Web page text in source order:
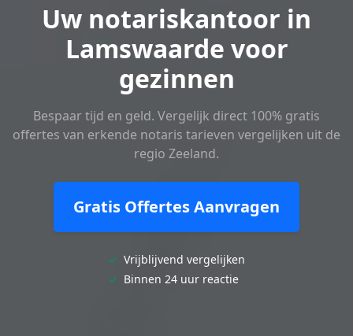
Uw notariskantoor in
Lamswaarde voor
gezinnen
Bespaar tijd en geld. Vergelijk direct 100% gratis
offertes van erkende notaris tarieven vergelijken uit de
regio Zeeland.
Gratis Offertes Aanvragen
✓ Vrijblijvend vergelijken
✓ Binnen 24 uur reactie